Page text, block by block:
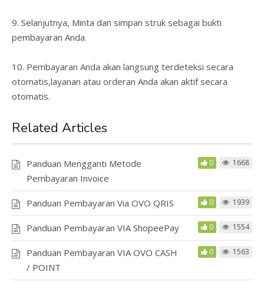
9. Selanjutnya, Minta dan simpan struk sebagai bukti
pembayaran Anda.
10. Pembayaran Anda akan langsung terdeteksi secara
otomatis,layanan atau orderan Anda akan aktif secara
otomatis.
Related Articles
Panduan Mengganti Metode
Pembayaran Invoice
0 1668
Panduan Pembayaran Via OVO QRIS 0 1939
Panduan Pembayaran VIA ShopeePay 0 1554
Panduan Pembayaran VIA OVO CASH
/ POINT
0 1563